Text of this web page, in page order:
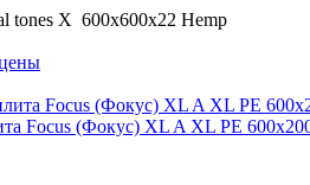
tones X 600x600x22 Hemp
Focus (Фокус) XL A XL PE